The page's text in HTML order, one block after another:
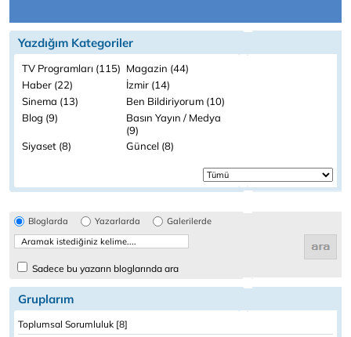
Yazdığım Kategoriler
TV Programları (115) Magazin (44)
Haber (22)
İzmir (14)
Sinema (13)
Ben Bildiriyorum (10)
Blog (9)
Basın Yayın / Medya
(9)
Siyaset (8) Güncel (8)
Bloglarda Yazarlarda Galerilerde
Sadece bu yazarın bloglarında ara
Gruplarım
Toplumsal Sorumluluk [8]